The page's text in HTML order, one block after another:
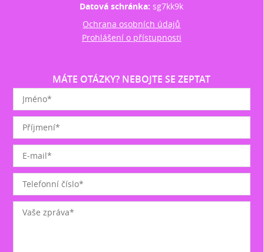
Datová schránka:sg7kk9k
Ochrana osobních údajů
Prohlášení o přístupnosti
MÁTE OTÁZKY? NEBOJTE SE ZEPTAT